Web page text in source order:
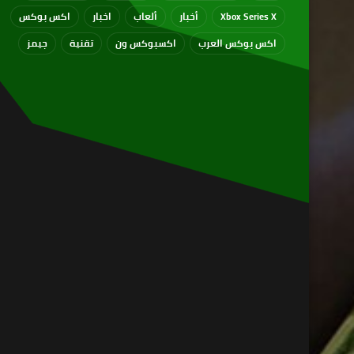
Xbox Series X أخبار ألعاب اخبار
اكس بوكس
اكس بوكس العرب
اكسبوكس ون تقنية جيمز